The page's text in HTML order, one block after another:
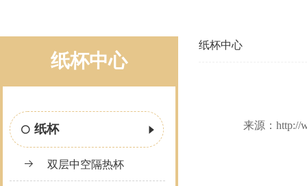
纸杯中心
纸杯
双层中空隔热杯
纸杯中心
来源：http://